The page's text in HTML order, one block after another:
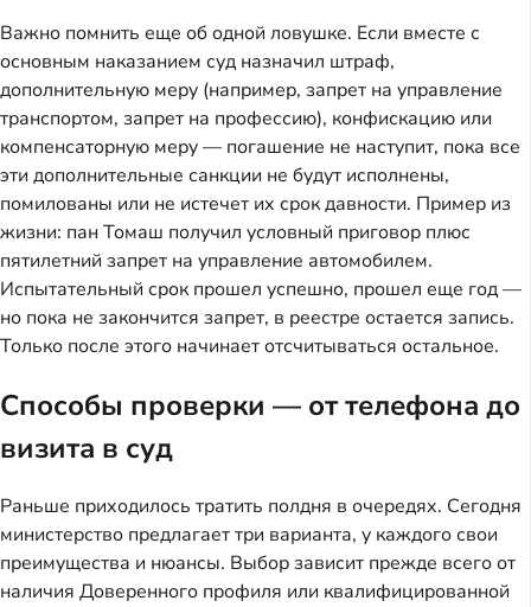
Важно помнить еще об одной ловушке. Если вместе с
основным наказанием суд назначил штраф,
дополнительную меру (например, запрет на управление
транспортом, запрет на профессию), конфискацию или
компенсаторную меру — погашение не наступит, пока все
эти дополнительные санкции не будут исполнены,
помилованы или не истечет их срок давности. Пример из
жизни: пан Томаш получил условный приговор плюс
пятилетний запрет на управление автомобилем.
Испытательный срок прошел успешно, прошел еще год —
но пока не закончится запрет, в реестре остается запись.
Только после этого начинает отсчитываться остальное.
Способы проверки — от телефона до
визита в суд
Раньше приходилось тратить полдня в очередях. Сегодня
министерство предлагает три варианта, у каждого свои
преимущества и нюансы. Выбор зависит прежде всего от
наличия Доверенного профиля или квалифицированной